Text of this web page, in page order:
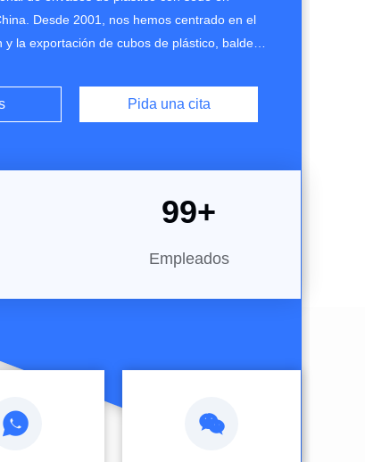
Desde 2001, nos hemos centrado en el
la exportación de cubos de plástico, baldes
de pintura, recubrimientos, químicas, de
agrícolas e industriales.Con ...
Pida una cita
100+
Empleados